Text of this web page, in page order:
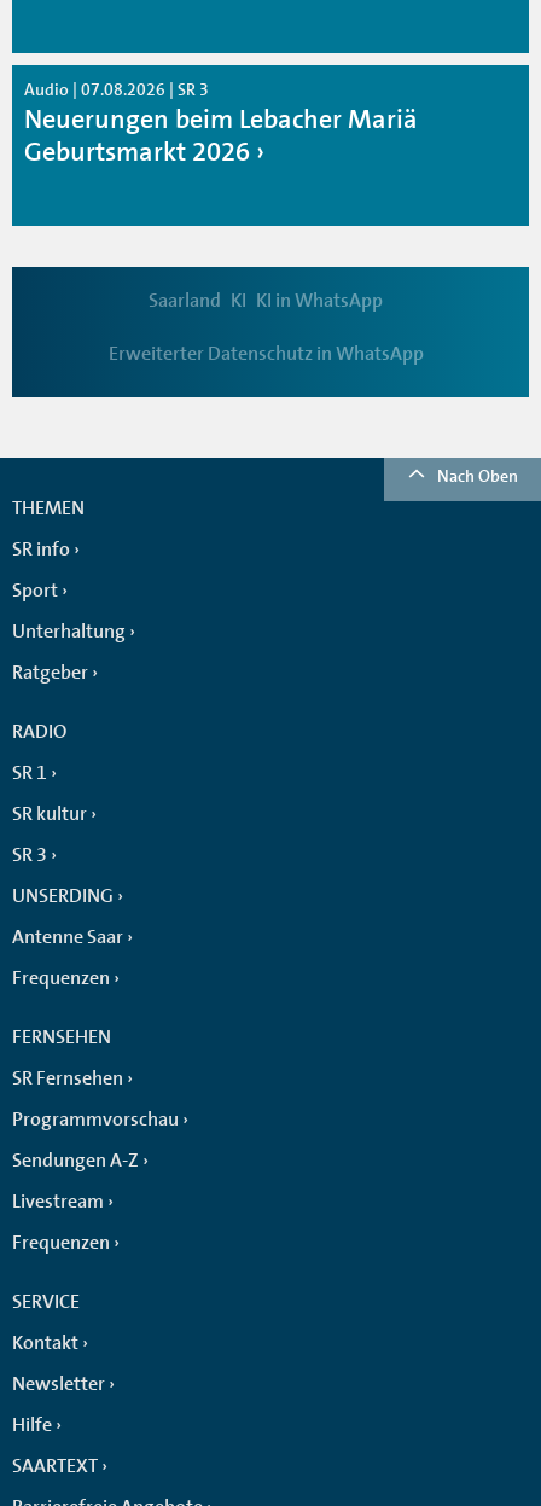
Audio | 07.08.2026 | SR 3
Neuerungen beim Lebacher Mariä
Geburtsmarkt 2026
Saarland KI KI in WhatsApp
Erweiterter Datenschutz in WhatsApp
Nach Oben
THEMEN
SR info
Sport
Unterhaltung
Ratgeber
RADIO
SR 1
SR kultur
SR 3
UNSERDING
Antenne Saar
Frequenzen
FERNSEHEN
SR Fernsehen
Programmvorschau
Sendungen A-Z
Livestream
Frequenzen
SERVICE
Kontakt
Newsletter
Hilfe
SAARTEXT